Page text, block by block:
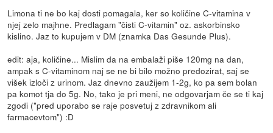
Limona ti ne bo kaj dosti pomagala, ker so količine C-vitamina v
njej zelo majhne. Predlagam "čisti C-vitamin" oz. askorbinsko
kislino. Jaz to kupujem v DM (znamka Das Gesunde Plus).
edit: aja, količine... Mislim da na embalaži piše 120mg na dan,
ampak s C-vitaminom naj se ne bi bilo možno predozirat, saj se
višek izloči z urinom. Jaz dnevno zaužijem 1-2g, ko pa sem bolan
pa komot tja do 5g. No, tako je pri meni, ne odgovarjam če se ti kaj
zgodi ("pred uporabo se raje posvetuj z zdravnikom ali
farmacevtom") :D